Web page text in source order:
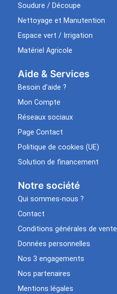
Soudure / Découpe
Nettoyage et Manutention
Espace vert / Irrigation
Matériel Agricole
Aide & Services​
Besoin d’aide ?
Mon Compte
Réseaux sociaux
Page Contact
Politique de cookies (UE)
Solution de financement
Notre société
Qui sommes-nous ?
Contact
Conditions générales de vente
Données personnelles
Nos 3 engagements
Nos partenaires
Mentions légales